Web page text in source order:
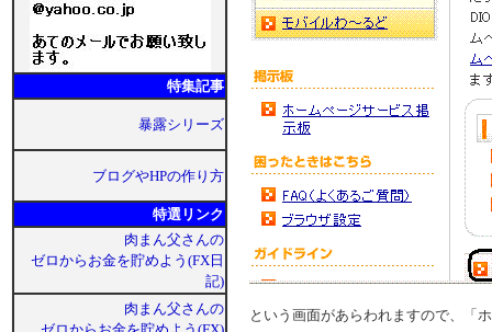
特集記事
暴露シリーズ
ブログやHPの作り方
特選リンク
肉まん父さんの
ゼロからお金を貯めよう(FX日
記)
肉まん父さんの
という画面があらわれますので、「